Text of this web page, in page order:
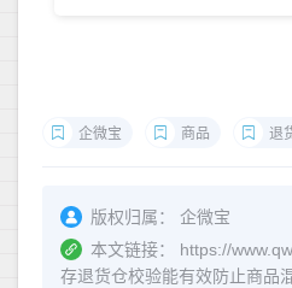
企微宝 商品 退
版权归属：
企微宝
本文链接：
https://
存退货仓校验能有效防止商品